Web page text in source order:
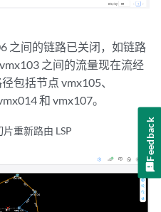
之间的链路已关闭，如链路
之间的流量现在流经
包括节点 vmx105、
和 vmx107。
重新路由 LSP Feedback